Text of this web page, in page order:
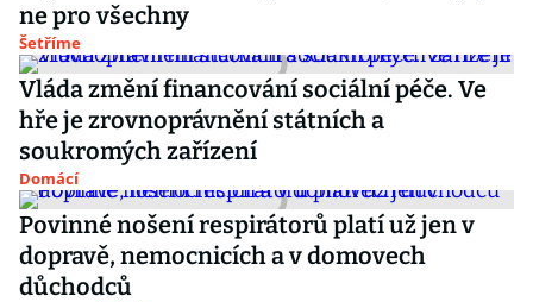
ne pro všechny
Šetříme
Vláda změní financování sociální péče. Ve
hře je zrovnoprávnění státních a
soukromých zařízení
Domácí
Povinné nošení respirátorů platí už jen v
dopravě, nemocnicích a v domovech
důchodců